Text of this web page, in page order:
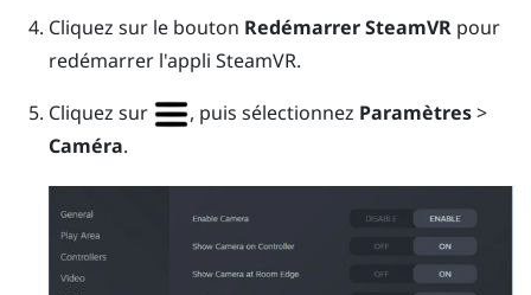
Cliquez sur le bouton Redémarrer SteamVRpour
redémarrer l'appli SteamVR.
Cliquez sur
, puis sélectionnez Paramètres>
Caméra.